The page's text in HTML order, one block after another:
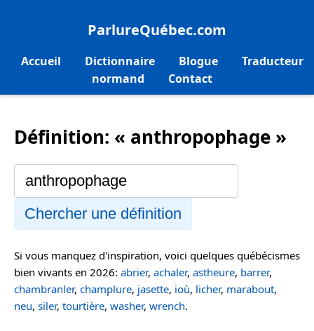
ParlureQuébec.com
Accueil Dictionnaire Blogue
Traducteur
normand
Contact
Définition: « anthropophage »
Chercher une définition
Si vous manquez d'inspiration, voici quelques québécismes
bien vivants en 2026: abrier, achaler, astheure, barrer,
chambranler, champlure, jasette, ioù, licher, marabout,
neu, siler, tourtière, washer, wrench.